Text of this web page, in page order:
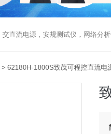
源，安规测试仪，网络分析仪，电池
> 62180H-1800S致茂可程控直流电